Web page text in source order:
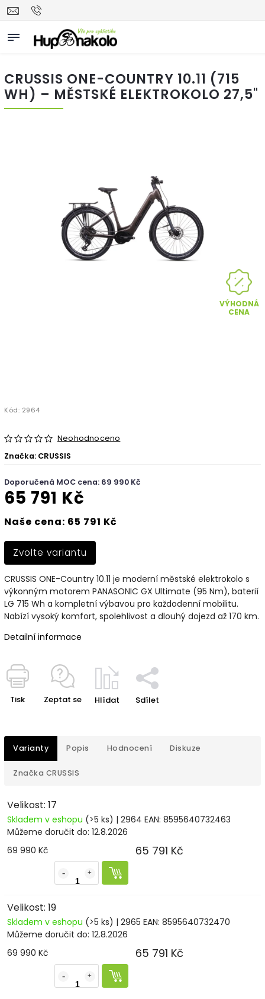
CRUSSIS ONE-COUNTRY 10.11 (715
WH) – MĚSTSKÉ ELEKTROKOLO 27,5"
VÝHODNÁ
CENA
Kód: 2964
Neohodnoceno
Značka: CRUSSIS
Doporučená MOC cena: 69 990 Kč
65 791 Kč
Naše cena: 65 791 Kč
Zvolte variantu
CRUSSIS ONE-Country 10.11 je moderní městské elektrokolo s
výkonným motorem PANASONIC GX Ultimate (95 Nm), baterií
LG 715 Wh a kompletní výbavou pro každodenní mobilitu.
Nabízí vysoký komfort, spolehlivost a dlouhý dojezd až 170 km.
Detailní informace
Tisk Zeptat se Hlídat Sdílet
Varianty Popis Hodnocení Diskuze
Značka CRUSSIS
Velikost: 17
Skladem v eshopu (>5 ks) | 2964 EAN: 8595640732463
Můžeme doručit do: 12.8.2026
69 990 Kč
65 791 Kč
Velikost: 19
Skladem v eshopu (>5 ks) | 2965 EAN: 8595640732470
Můžeme doručit do: 12.8.2026
69 990 Kč
65 791 Kč